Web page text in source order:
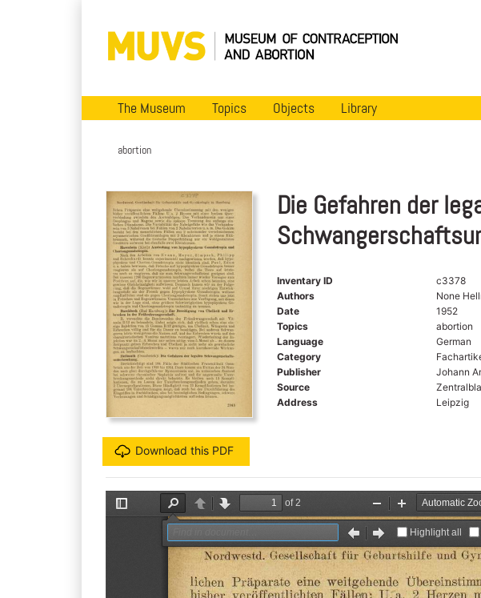
The Museum Topics Objects Library
abortion
Download this PDF
Die Gefahren der
Inventary ID
c3378
Authors
None
Date
1952
Topics
abortion
Language
German
Category
Publisher
Johann
Source
Address
Leipzig